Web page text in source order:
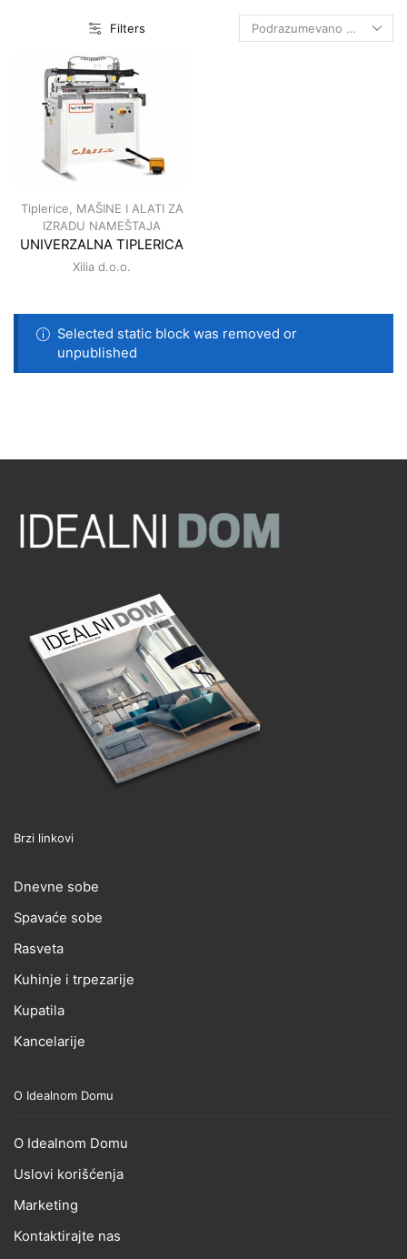
Filters
Tiplerice
MAŠINE I ALATI ZA
IZRADU NAMEŠTAJA
UNIVERZALNA TIPLERICA
Xilia d.o.o.
Selected static block was removed or
unpublished
Brzi linkovi
Dnevne sobe
Spavaće sobe
Rasveta
Kuhinje i trpezarije
Kupatila
Kancelarije
O Idealnom Domu
O Idealnom Domu
Uslovi korišćenja
Marketing
Kontaktirajte nas